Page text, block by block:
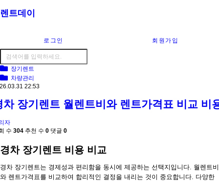
렌트데이
로그인 회원가입
장기렌트
차량관리
22:53
차 장기렌트 월렌트비와 렌트가격표 비교 비
자
수 304 추천 수 0 댓글 0
경차 장기렌트 비용 비교
경차 장기렌트는 경제성과 편리함을 동시에 제공하는 선택지입니다. 월렌트비
와 렌트가격표를 비교하여 합리적인 결정을 내리는 것이 중요합니다. 다양한